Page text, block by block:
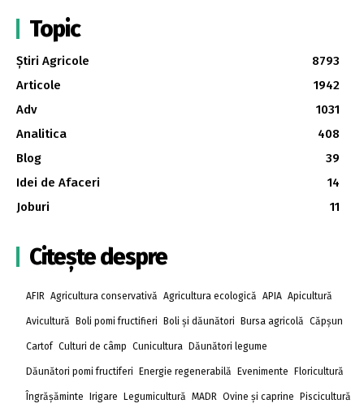
Topic
Știri Agricole
8793
Articole
1942
Adv
1031
Analitica
408
Blog
39
Idei de Afaceri
14
Joburi
11
Citește despre
AFIR Agricultura conservativă Agricultura ecologică APIA Apicultură
Avicultură Boli pomi fructifieri Boli și dăunători Bursa agricolă Căpșun
Cartof Culturi de câmp Cunicultura Dăunători legume
Dăunători pomi fructiferi Energie regenerabilă Evenimente Floricultură
Îngrășăminte Irigare Legumicultură MADR Ovine și caprine Piscicultură